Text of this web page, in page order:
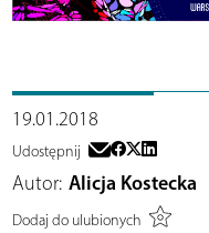
19.01.2018
Udostępnij
Autor: Alicja Kostecka
Dodaj do ulubionych